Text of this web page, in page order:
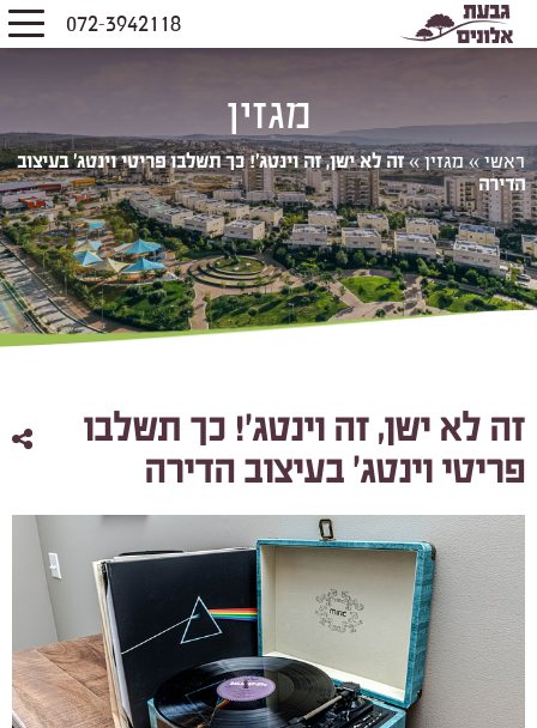
072-3942118
מגזין
ראשי»מגזין»זה לא ישן, זה וינטג'! כך תשלבו פריטי וינטג' בעיצוב
הדירה
זה לא ישן, זה וינטג'! כך תשלבו
פריטי וינטג' בעיצוב הדירה